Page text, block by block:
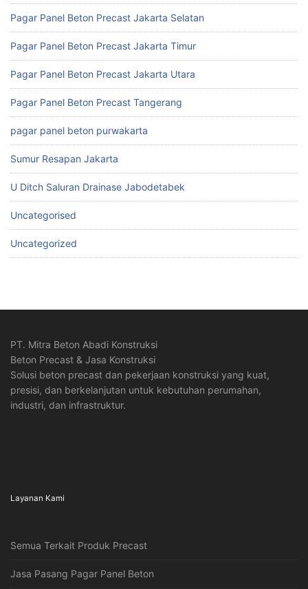
Pagar Panel Beton Precast Jakarta Selatan
Pagar Panel Beton Precast Jakarta Timur
Pagar Panel Beton Precast Jakarta Utara
Pagar Panel Beton Precast Tangerang
pagar panel beton purwakarta
Sumur Resapan Jakarta
U Ditch Saluran Drainase Jabodetabek
Uncategorised
Uncategorized
PT. Mitra Beton Abadi Konstruksi
Beton Precast & Jasa Konstruksi
Solusi beton precast dan pekerjaan konstruksi yang kuat,
presisi, dan berkelanjutan untuk kebutuhan perumahan,
industri, dan infrastruktur.
Layanan Kami
Semua Terkait Produk Precast
Jasa Pasang Pagar Panel Beton